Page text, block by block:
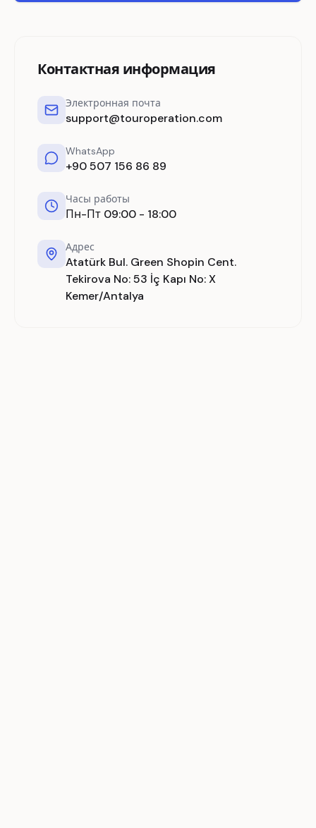
Контактная информация
Электронная почта
support@touroperation.com
WhatsApp
+90 507 156 86 89
Часы работы
Пн-Пт 09:00 - 18:00
Адрес
Atatürk Bul. Green Shopin Cent.
Tekirova No: 53 İç Kapı No: X
Kemer/Antalya